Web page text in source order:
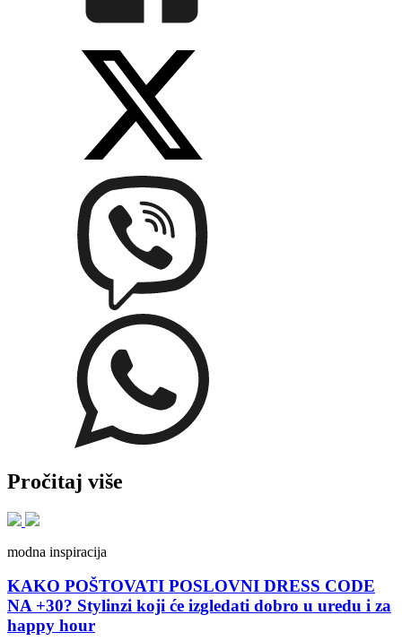
Pročitaj više
modna inspiracija
KAKO POŠTOVATI POSLOVNI DRESS CODE
NA +30? Stylinzi koji će izgledati dobro u uredu i za
happy hour